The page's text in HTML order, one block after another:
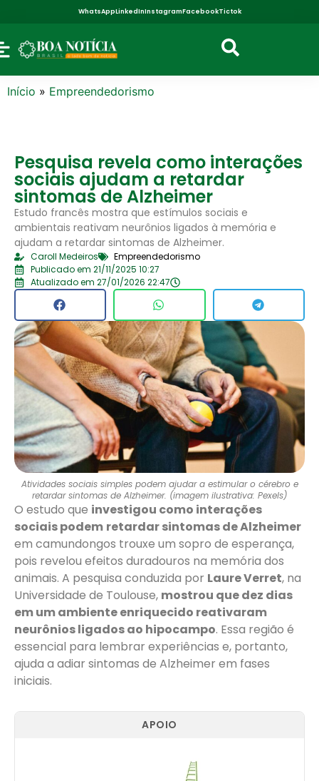
WhatsAppLinkedInInstagramFacebookTictok
Início » Empreendedorismo
Pesquisa revela como interações
sociais ajudam a retardar
sintomas de Alzheimer
Estudo francês mostra que estímulos sociais e
ambientais reativam neurônios ligados à memória e
ajudam a retardar sintomas de Alzheimer.
Caroll Medeiros
Empreendedorismo
Publicado em 21/11/2025 10:27
Atualizado em 27/01/2026 22:47
Atividades sociais simples podem ajudar a estimular o cérebro e
retardar sintomas de Alzheimer. (imagem ilustrativa: Pexels)
O estudo que investigou como interações
sociais podem retardar sintomas de Alzheimer
em camundongos trouxe um sopro de esperança,
pois revelou efeitos duradouros na memória dos
animais. A pesquisa conduzida por Laure Verret, na
Universidade de Toulouse, mostrou que dez dias
em um ambiente enriquecido reativaram
neurônios ligados ao hipocampo. Essa região é
essencial para lembrar experiências e, portanto,
ajuda a adiar sintomas de Alzheimer em fases
iniciais.
APOIO